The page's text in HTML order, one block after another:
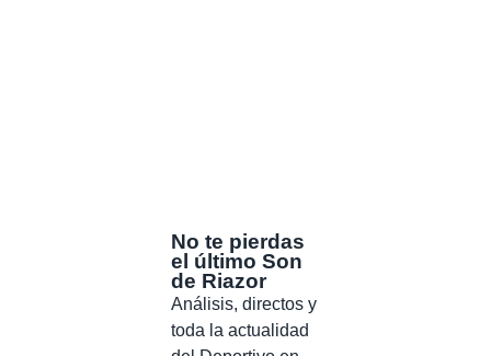
No te pierdas
el último Son
de Riazor
Análisis, directos y
toda la actualidad